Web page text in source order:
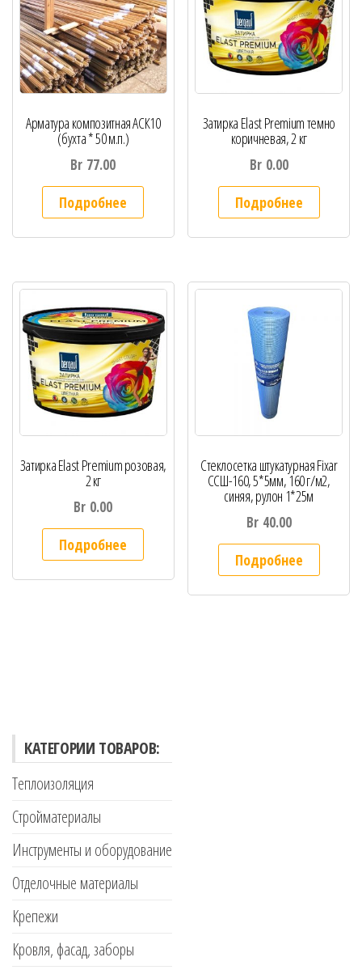
Арматура композитная АСК10
(бухта * 50 м.п.)
Br 77.00
Подробнее
Затирка Elast Premium темно
коричневая, 2 кг
Br 0.00
Подробнее
Затирка Elast Premium розовая,
2 кг
Br 0.00
Подробнее
Стеклосетка штукатурная Fixar
ССШ-160, 5*5мм, 160 г/м2,
синяя, рулон 1*25м
Br 40.00
Подробнее
КАТЕГОРИИ ТОВАРОВ:
Теплоизоляция
Стройматериалы
Инструменты и оборудование
Отделочные материалы
Крепежи
Кровля, фасад, заборы